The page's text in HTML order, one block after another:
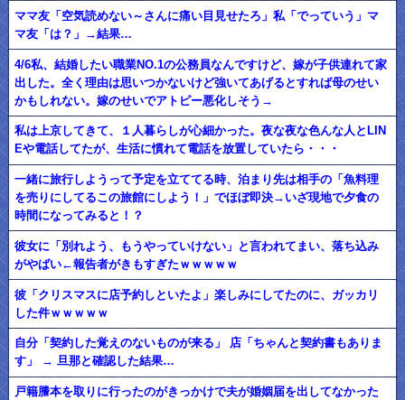
ママ友「空気読めない～さんに痛い目見せたろ」私「でっていう」マ
マ友「は？」→結果…
4/6私、結婚したい職業NO.1の公務員なんですけど、嫁が子供連れて家
出した。全く理由は思いつかないけど強いてあげるとすれば母のせい
かもしれない。嫁のせいでアトピー悪化しそう→
私は上京してきて、１人暮らしが心細かった。夜な夜な色んな人とLIN
Eや電話してたが、生活に慣れて電話を放置していたら・・・
一緒に旅行しようって予定を立ててる時、泊まり先は相手の「魚料理
を売りにしてるこの旅館にしよう！」でほぼ即決→いざ現地で夕食の
時間になってみると！？
彼女に「別れよう、もうやっていけない」と言われてまい、落ち込み
がやばい←報告者がきもすぎたｗｗｗｗｗ
彼「クリスマスに店予約しといたよ」楽しみにしてたのに、ガッカリ
した件ｗｗｗｗｗ
自分「契約した覚えのないものが来る」 店「ちゃんと契約書もありま
す」 → 旦那と確認した結果…
戸籍謄本を取りに行ったのがきっかけで夫が婚姻届を出してなかった